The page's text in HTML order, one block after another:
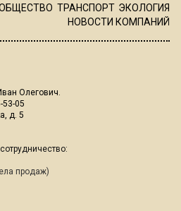
ТРАНСПОРТ ЭКОЛОГИЯ
НОВОСТИ КОМПАНИЙ
Олегович.
53-05
д. 5
продаж)